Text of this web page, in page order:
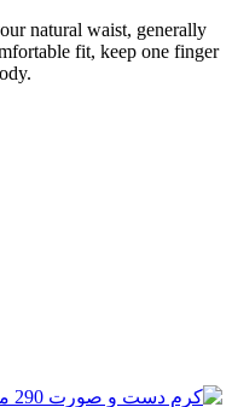
natural waist, generally
fit, keep one finger